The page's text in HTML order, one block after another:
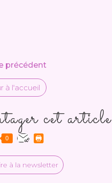
précédent
à l'accueil
cet article
0
à la newsletter